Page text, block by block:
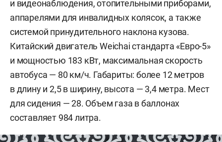
и видеонаблюдения, отопительными приборами,
аппарелями для инвалидных колясок, а также
системой принудительного наклона кузова.
Китайский двигатель Weichai стандарта «Евро-5»
и мощностью 183 кВт, максимальная скорость
автобуса — 80 км/ч. Габариты: более 12 метров
в длину и 2,5 в ширину, высота — 3,4 метра. Мест
для сидения — 28. Объем газа в баллонах
составляет 984 литра.